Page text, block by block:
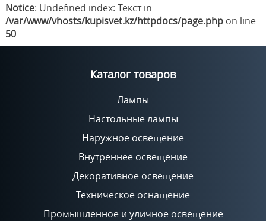
Notice: Undefined index: Текст in
/var/www/vhosts/kupisvet.kz/httpdocs/page.phpon line
50
Каталог товаров
Лампы
Настольные лампы
Наружное освещение
Внутреннее освещение
Декоративное освещение
Техническое оснащение
Промышленное и уличное освещение